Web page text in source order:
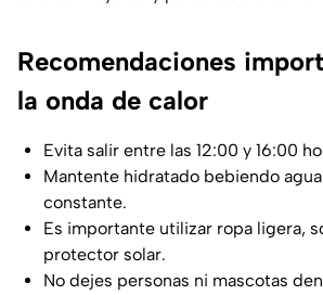
Recomendaciones
la onda de calor
Evita salir entre las 12:00 y 16:00
Mantente hidratado bebiendo
constante.
Es importante utilizar ropa ligera,
protector solar.
No dejes personas ni mascotas